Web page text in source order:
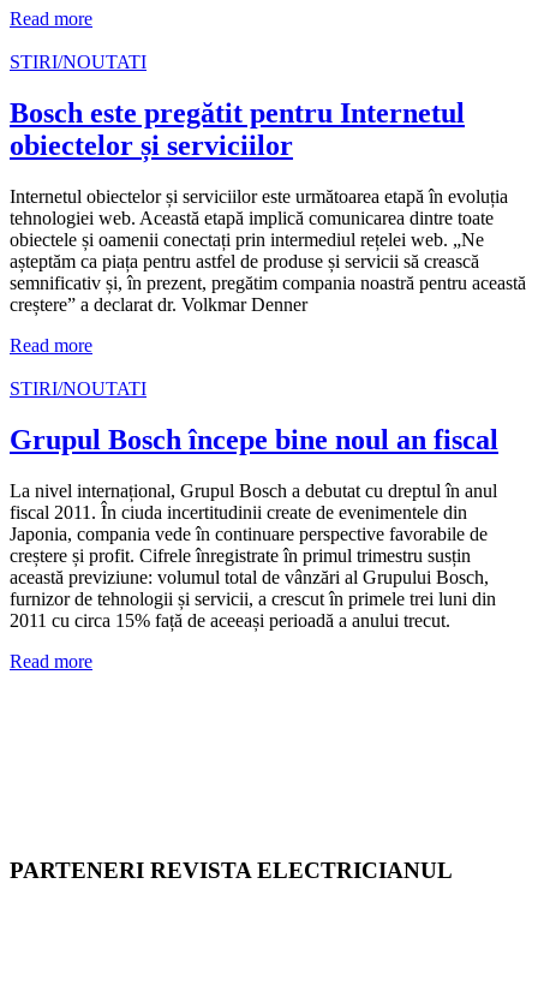
Read more
STIRI/NOUTATI
Bosch este pregătit pentru Internetul
obiectelor și serviciilor
Internetul obiectelor și serviciilor este următoarea etapă în evoluția
tehnologiei web. Această etapă implică comunicarea dintre toate
obiectele și oamenii conectați prin intermediul rețelei web. „Ne
așteptăm ca piața pentru astfel de produse și servicii să crească
semnificativ și, în prezent, pregătim compania noastră pentru această
creștere” a declarat dr. Volkmar Denner
Read more
STIRI/NOUTATI
Grupul Bosch începe bine noul an fiscal
La nivel internațional, Grupul Bosch a debutat cu dreptul în anul
fiscal 2011. În ciuda incertitudinii create de evenimentele din
Japonia, compania vede în continuare perspective favorabile de
creștere și profit. Cifrele înregistrate în primul trimestru susțin
această previziune: volumul total de vânzări al Grupului Bosch,
furnizor de tehnologii și servicii, a crescut în primele trei luni din
2011 cu circa 15% față de aceeași perioadă a anului trecut.
Read more
PARTENERI REVISTA ELECTRICIANUL